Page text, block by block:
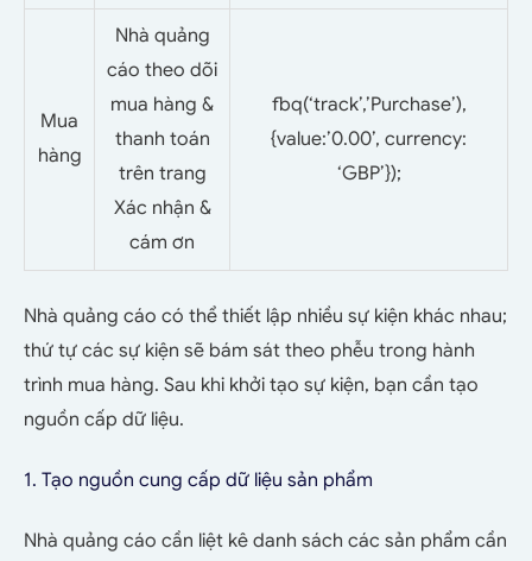
Mua
hàng
Nhà quảng
cáo theo dõi
mua hàng &
thanh toán
trên trang
Xác nhận &
cám ơn
fbq(‘track’,’Purchase’),
{value:’0.00’, currency:
‘GBP’});
Nhà quảng cáo có thể thiết lập nhiều sự kiện khác nhau;
thứ tự các sự kiện sẽ bám sát theo phễu trong hành
trình mua hàng. Sau khi khởi tạo sự kiện, bạn cần tạo
nguồn cấp dữ liệu.
1. Tạo nguồn cung cấp dữ liệu sản phẩm
Nhà quảng cáo cần liệt kê danh sách các sản phẩm cần